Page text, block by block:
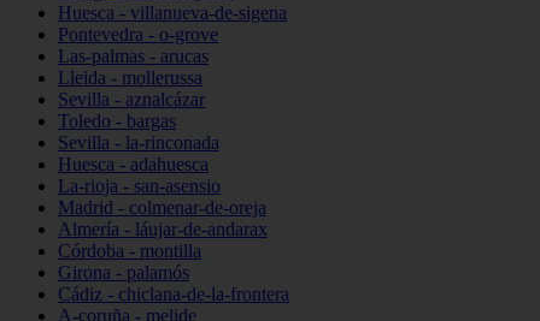
Huesca - villanueva-de-sigena
Pontevedra - o-grove
Las-palmas - arucas
Lleida - mollerussa
Sevilla - aznalcázar
Toledo - bargas
Sevilla - la-rinconada
Huesca - adahuesca
La-rioja - san-asensio
Madrid - colmenar-de-oreja
Almería - láujar-de-andarax
Córdoba - montilla
Girona - palamós
Cádiz - chiclana-de-la-frontera
A-coruña - melide